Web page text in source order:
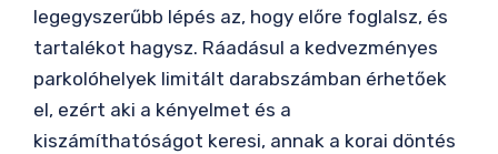
legegyszerűbb lépés az, hogy előre foglalsz, és
tartalékot hagysz. Ráadásul a kedvezményes
parkolóhelyek limitált darabszámban érhetőek
el, ezért aki a kényelmet és a
kiszámíthatóságot keresi, annak a korai döntés